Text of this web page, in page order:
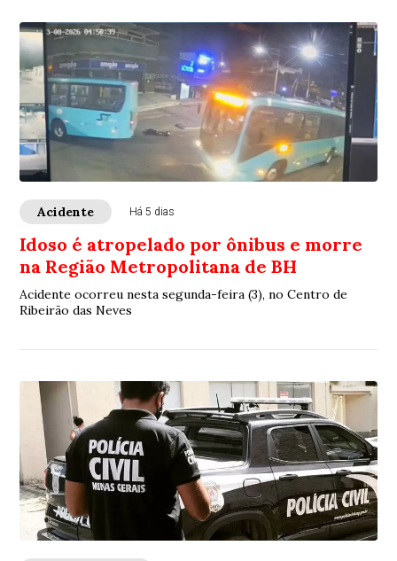
Acidente Há 5 dias
Idoso é atropelado por ônibus e morre
na Região Metropolitana de BH
Acidente ocorreu nesta segunda-feira (3), no Centro de
Ribeirão das Neves